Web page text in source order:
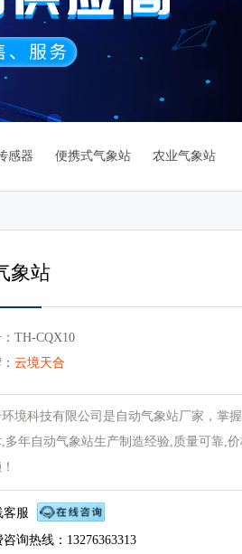
感器 便携式气象站 农业气象站
象站
TH-CQX10
云境天合
境科技有限公司是自动气象站厂家，掌
多年自动气象站生产制造经验,质量可靠,
客服
咨询热线：13276363313